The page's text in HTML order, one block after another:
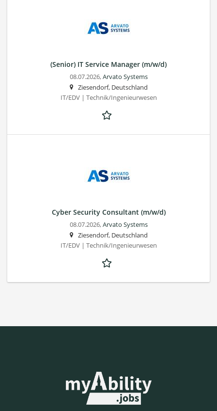
(Senior) IT Service Manager (m/w/d)
08.07.2026,Arvato Systems
Ziesendorf, Deutschland
IT/EDV | Technik/Ingenieurwesen
Cyber Security Consultant (m/w/d)
08.07.2026,Arvato Systems
Ziesendorf, Deutschland
IT/EDV | Technik/Ingenieurwesen